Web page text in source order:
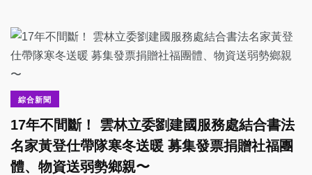
綜合新聞
17年不間斷！ 雲林立委劉建國服務處結合書法
名家黃登仕帶隊寒冬送暖 募集發票捐贈社福團
體、物資送弱勢鄉親〜